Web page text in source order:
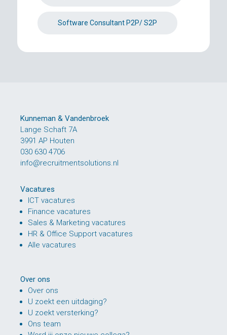
Software Consultant P2P/ S2P
Kunneman & Vandenbroek
Lange Schaft 7A
3991 AP Houten
030 630 4706
info@recruitmentsolutions.nl
Vacatures
ICT vacatures
Finance vacatures
Sales & Marketing vacatures
HR & Office Support vacatures
Alle vacatures
Over ons
Over ons
U zoekt een uitdaging?
U zoekt versterking?
Ons team